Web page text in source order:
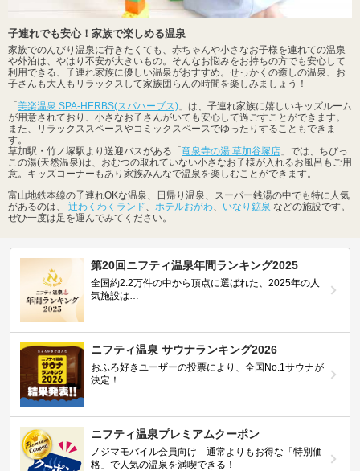
子連れでも安心！家族で楽しめる温泉
家族でのんびり温泉に行きたくても、赤ちゃんや小さなお子様を連れての温泉
や外泊は、やはり不安が大きいもの。そんなお悩みをお持ちの方でも安心して
利用できる、子連れ家族に優しい温泉がおすすめ。せっかくの癒しの温泉、お
子さんも大人もリラックスして家族団らんの時間を楽しみましょう！
「 美楽温泉 SPA-HERBS(スパハーブス) 」は、子連れ家族に嬉しいキッズルーム
が用意されており、小さなお子さんがいても安心して過ごすことができます。
また、リラックススペースやコミックスペースでゆったりすることもできま
す。
草加駅・竹ノ塚駅より送迎バスがある「 竜泉寺の湯 草加谷塚店 」では、ちびっ
この湯(天然温泉)は、おむつの取れていない小さなお子様が入れるお風呂もご用
意。キッズコーナーもあり家族みんなで温泉を楽しむことができます。
富山地鉄本線の子連れOKな温泉、日帰り温泉、スーパー銭湯の中でも特に人気
があるのは、 辻わくわくランド、 ホテルおがわ、 いなり鉱泉 などの施設です。
ぜひ一度は足を運んでみてください。
第20回ニフティ温泉年間ランキング2025
全国約2.2万件の中から頂点に選ばれた、2025年の人
気施設は…
ニフティ温泉 サウナランキング2026
おふろ好きユーザーの投票により、全国No.1サウナが
決定！
ニフティ温泉プレミアムクーポン
ノジマモバイル会員向け 通常よりもお得な「特別価
格」で人気の温泉を満喫できる！